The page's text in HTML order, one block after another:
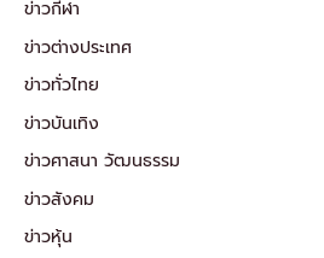
ข่าวกีฬา
ข่าวต่างประเทศ
ข่าวทั่วไทย
ข่าวบันเทิง
ข่าวศาสนา วัฒนธรรม
ข่าวสังคม
ข่าวหุ้น